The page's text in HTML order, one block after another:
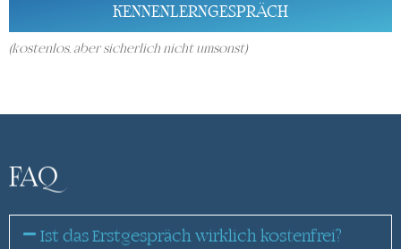
KENNENLERNGESPRÄCH
(kostenlos, aber sicherlich nicht umsonst)
FAQ
Ist das Erstgespräch wirklich kostenfrei?